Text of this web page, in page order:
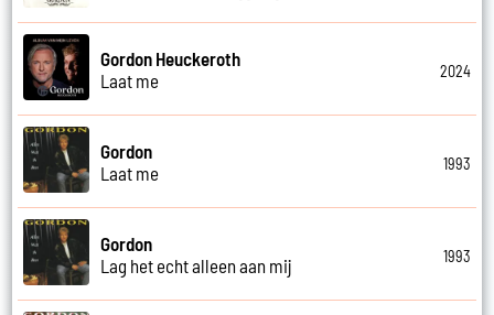
Gordon Heuckeroth
Laat me
2024
Gordon
Laat me
1993
Gordon
Lag het echt alleen aan mij
1993